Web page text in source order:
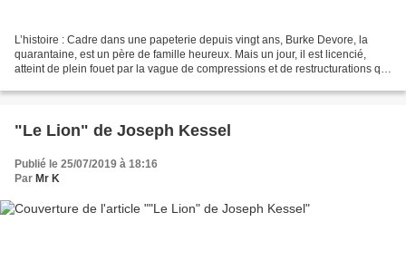
L’histoire : Cadre dans une papeterie depuis vingt ans, Burke Devore, la
quarantaine, est un père de famille heureux. Mais un jour, il est licencié,
atteint de plein fouet par la vague de compressions et de restructurations qui
"Le Lion" de Joseph Kessel
Publié le 25/07/2019 à 18:16
Par Mr K